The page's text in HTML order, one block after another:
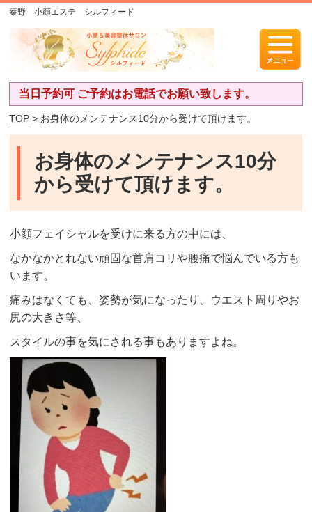
秦野 小顔エステ シルフィード
当日予約可 ご予約はお電話でお願い致します。
TOP > お身体のメンテナンス10分から受けて頂けます。
お身体のメンテナンス10分
から受けて頂けます。
小顔フェイシャルを受けに来る方の中には、
なかなかとれない頑固な首肩コリや腰痛で悩んでいる方も
います。
痛みはなくても、姿勢が気になったり、ウエスト周りやお
尻の大きさ等、
スタイルの事を気にされる事もありますよね。